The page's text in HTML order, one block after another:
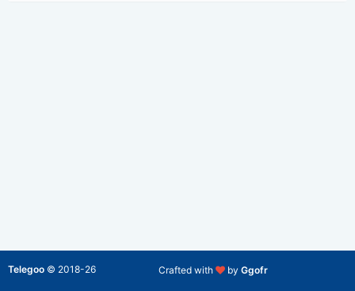
Crafted with by Ggofr
Telegoo © 2018-26